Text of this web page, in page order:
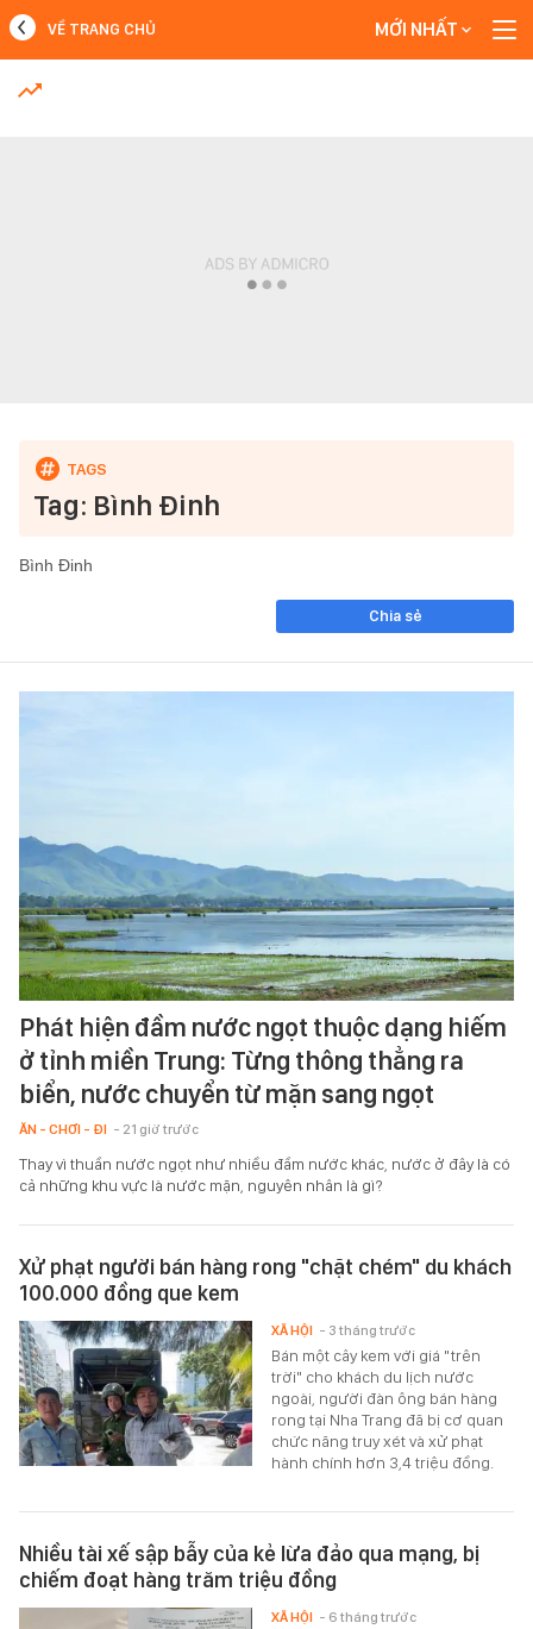
MỚI NHẤT
VỀ TRANG CHỦ MỚI NHẤT
Tag: Bình Đinh
Bình Đinh
Chia sẻ
Phát hiện đầm nước ngọt thuộc dạng hiếm
ở tỉnh miền Trung: Từng thông thẳng ra
biển, nước chuyển từ mặn sang ngọt
ĂN - CHƠI - ĐI - 21 giờ trước
Thay vì thuần nước ngọt như nhiều đầm nước khác, nước ở đây là có
cả những khu vực là nước mặn, nguyên nhân là gì?
Xử phạt người bán hàng rong "chặt chém" du khách
100.000 đồng que kem
Bán một cây kem với giá "trên
trời" cho khách du lịch nước
ngoài, người đàn ông bán hàng
rong tại Nha Trang đã bị cơ quan
chức năng truy xét và xử phạt
hành chính hơn 3,4 triệu đồng.
XÃ HỘI - 3 tháng trước
Nhiều tài xế sập bẫy của kẻ lừa đảo qua mạng, bị
chiếm đoạt hàng trăm triệu đồng
XÃ HỘI - 6 tháng trước